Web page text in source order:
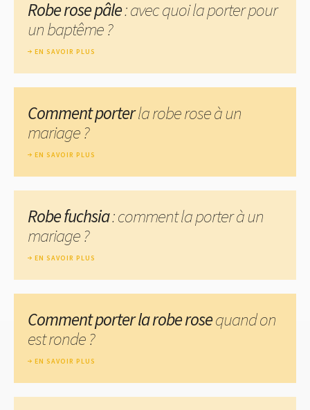
Robe rose pâle: avec quoi la porter pour
un baptême ?
EN SAVOIR PLUS
Comment porterla robe rose à un
mariage ?
EN SAVOIR PLUS
Robe fuchsia: comment la porter à un
mariage ?
EN SAVOIR PLUS
Comment porter la robe rosequand on
est ronde ?
EN SAVOIR PLUS